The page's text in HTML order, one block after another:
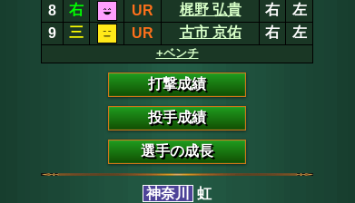
8
右 UR 梶野 弘貴 右
左
9
三 UR 古市 京佑 右 左
+ベンチ
打撃成績
投手成績
選手の成長
神奈川 虹